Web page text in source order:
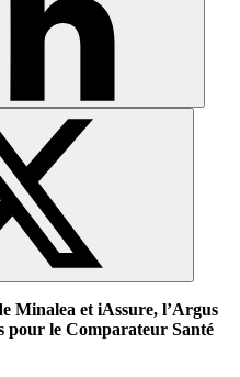
Minalea et iAssure, l’Argus
pour le Comparateur Santé